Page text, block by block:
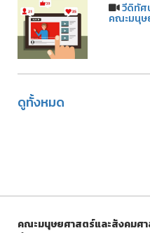
วีดิทัศ
คณะมนุษ
ดูทั้งหมด
คณะมนุษยศาสตร์และสังคมศ